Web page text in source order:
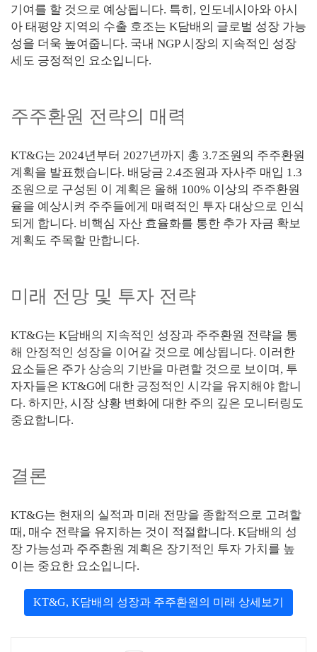
기여를 할 것으로 예상됩니다. 특히, 인도네시아와 아시
아 태평양 지역의 수출 호조는 K담배의 글로벌 성장 가능
성을 더욱 높여줍니다. 국내 NGP 시장의 지속적인 성장
세도 긍정적인 요소입니다.
주주환원 전략의 매력
KT&G는 2024년부터 2027년까지 총 3.7조원의 주주환원
계획을 발표했습니다. 배당금 2.4조원과 자사주 매입 1.3
조원으로 구성된 이 계획은 올해 100% 이상의 주주환원
율을 예상시켜 주주들에게 매력적인 투자 대상으로 인식
되게 합니다. 비핵심 자산 효율화를 통한 추가 자금 확보
계획도 주목할 만합니다.
미래 전망 및 투자 전략
KT&G는 K담배의 지속적인 성장과 주주환원 전략을 통
해 안정적인 성장을 이어갈 것으로 예상됩니다. 이러한
요소들은 주가 상승의 기반을 마련할 것으로 보이며, 투
자자들은 KT&G에 대한 긍정적인 시각을 유지해야 합니
다. 하지만, 시장 상황 변화에 대한 주의 깊은 모니터링도
중요합니다.
결론
KT&G는 현재의 실적과 미래 전망을 종합적으로 고려할
때, 매수 전략을 유지하는 것이 적절합니다. K담배의 성
장 가능성과 주주환원 계획은 장기적인 투자 가치를 높
이는 중요한 요소입니다.
KT&G, K담배의 성장과 주주환원의 미래 상세보기